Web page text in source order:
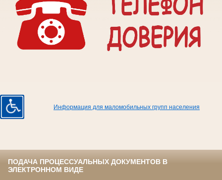
Информация для маломобильных групп населения
ПОДАЧА ПРОЦЕССУАЛЬНЫХ ДОКУМЕНТОВ В
ЭЛЕКТРОННОМ ВИДЕ